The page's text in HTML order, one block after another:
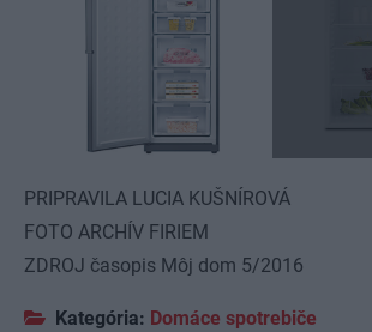
PRIPRAVILA LUCIA KUŠNÍROVÁ
FOTO ARCHÍV FIRIEM
ZDROJ časopis Môj dom 5/2016
Kategória: Domáce spotrebiče